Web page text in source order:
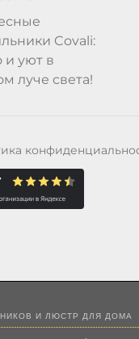
Covali:
и уют в
луче света!
И ЛЮСТР ДЛЯ ДОМА